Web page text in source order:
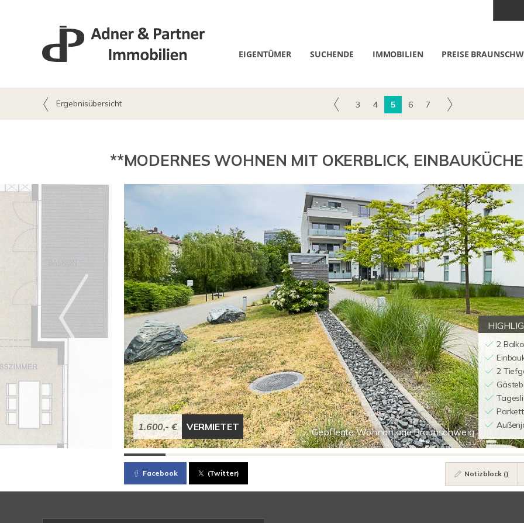
EIGENTÜMER SUCHENDE IMMOBILIEN PREISE
Ergebnisübersicht 3 4 5 6 7
**MODERNES WOHNEN MIT OKERBLICK,
Gepflegte Wohnanlage Braunschweig
2
2
Parkett
1.600,- € VERMIETET
Facebook (Twitter) Notizblock ()